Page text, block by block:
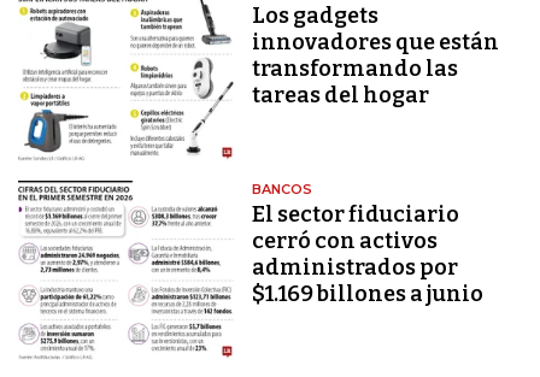
Los gadgets
innovadores que están
transformando las
tareas del hogar
BANCOS
El sector fiduciario
cerró con activos
administrados por
$1.169 billones a junio